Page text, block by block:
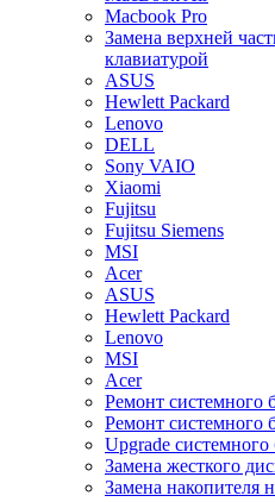
Macbook Pro
Замена верхней
клавиатурой
ASUS
Hewlett Packard
Lenovo
DELL
Sony VAIO
Xiaomi
Fujitsu
Fujitsu Siemens
MSI
Acer
ASUS
Hewlett Packard
Lenovo
MSI
Acer
Ремонт системного
Ремонт системного
Upgrade системного
Замена жесткого
Замена накопителя